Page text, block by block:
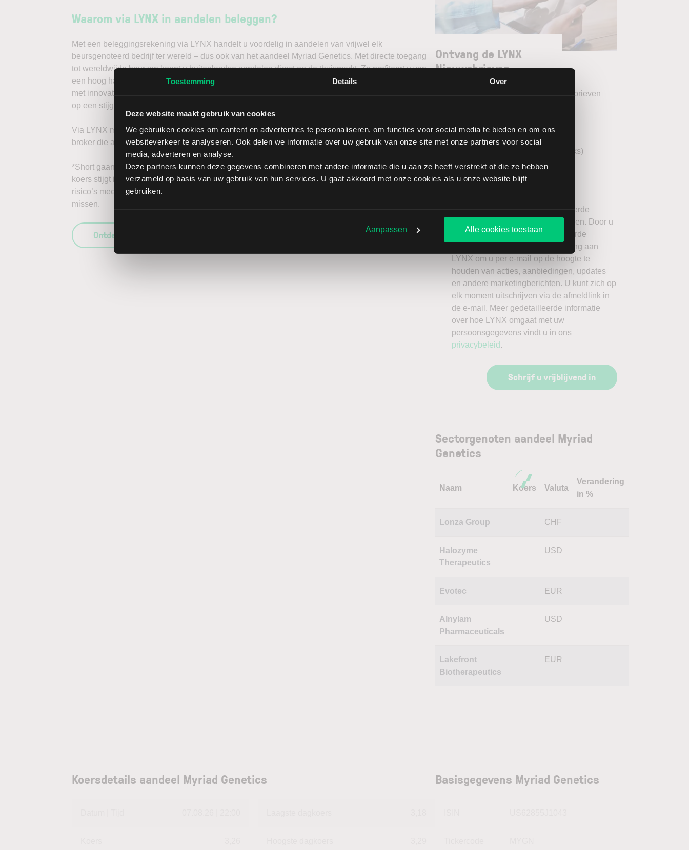
Toestemming Details Over
Deze website maakt gebruik van cookies
We gebruiken cookies om content en advertenties te personaliseren, om functies voor social media te bieden en om ons
websiteverkeer te analyseren. Ook delen we informatie over uw gebruik van onze site met onze partners voor social
media, adverteren en analyse.
Deze partners kunnen deze gegevens combineren met andere informatie die u aan ze heeft verstrekt of die ze hebben
verzameld op basis van uw gebruik van hun services. U gaat akkoord met onze cookies als u onze website blijft
gebruiken.
Aanpassen Alle cookies toestaan
Waarom via LYNX in aandelen beleggen?
Met een beleggingsrekening via LYNX handelt u voordelig in aandelen van vrijwel elk
beursgenoteerd bedrijf ter wereld – dus ook van het aandeel Myriad Genetics. Met directe toegang
tot wereldwijde beurzen koopt u buitenlandse aandelen direct op de thuismarkt. Zo profiteert u van
een hoog handelsvolume en een lage spread. Handelen doet u daarnaast via een stabiel platform
met innovatieve trading tools, waarmee u direct gedegen analyses kunt maken. Belegt u met het oog
op een stijgende koers door long te gaan, of verwacht u een dalende koers en gaat u short*?
Via LYNX maakt u de volgende stap in beleggen. Ontdek alle voordelen van beleggen via een
broker die aandelenbeleggers serieus neemt.
*Short gaan in bijvoorbeeld het aandeel Myriad Genetics brengt extra risico’s met zich mee: als de
koers stijgt in plaats van daalt, kunnen de verliezen onbeperkt oplopen. Het is belangrijk om deze
risico’s mee te wegen in uw beleggingsbeslissing en enkel te beleggen met kapitaal dat u kunt
missen.
Ontdek wat LYNX uniek maakt als broker
Ontvang de LYNX
Nieuwsbrieven
Selecteer uw gewenste LYNX Nieuwsbrieven
LYNX Morning Call (dagelijks)
Technische analyse AEX (wekelijks)
Ik wil graag de door mij geselecteerde
nieuwsbrieven van LYNX ontvangen. Door u
aan te melden voor de geselecteerde
nieuwsbrieven, geeft u toestemming aan
LYNX om u per e-mail op de hoogte te
houden van acties, aanbiedingen, updates
en andere marketingberichten. U kunt zich op
elk moment uitschrijven via de afmeldlink in
de e-mail. Meer gedetailleerde informatie
over hoe LYNX omgaat met uw
persoonsgegevens vindt u in ons
privacybeleid .
Schrijf u vrijblijvend in
Sectorgenoten aandeel Myriad
Genetics
Naam Koers Valuta
Verandering
in %
Lonza Group CHF
Halozyme
Therapeutics
USD
Evotec EUR
Alnylam
Pharmaceuticals
USD
Lakefront
Biotherapeutics
EUR
Koersdetails aandeel Myriad Genetics Basisgegevens Myriad Genetics